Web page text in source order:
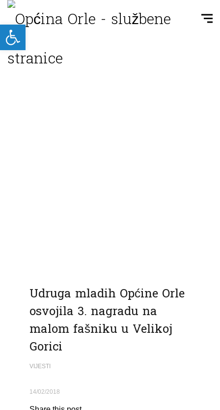
Udruga mladih Općine Orle
osvojila 3. nagradu na
malom fašniku u Velikoj
Gorici
VIJESTI
14/02/2018
Open toolbar